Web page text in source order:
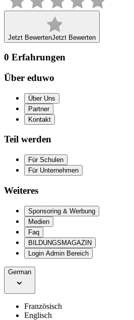
Jetzt BewertenJetzt Bewerten
0 Erfahrungen
Über eduwo
Über Uns
Partner
Kontakt
Teil werden
Für Schulen
Für Unternehmen
Weiteres
Sponsoring & Werbung
Medien
Faq
BILDUNGSMAGAZIN
Login Admin Bereich
German
Französisch
Englisch